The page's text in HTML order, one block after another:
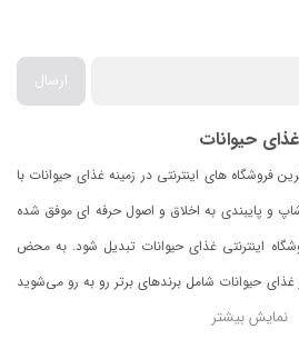
ارسال
حیوانات
فروشگاه های اینترنتی در زمینه غذای حیوانات با
و پایبندی به اخلاق و اصول حرفه ای موفق شده
اینترنتی غذای حیوانات تبدیل شود. به محض
حیوانات شامل برندهای برتر رو به رو می‌شوید
نمایش بیشتر